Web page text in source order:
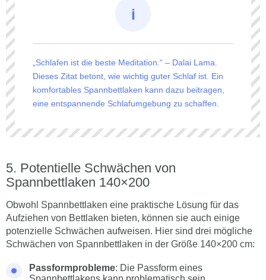
„Schlafen ist die beste Meditation.“ – Dalai Lama.
Dieses Zitat betont, wie wichtig guter Schlaf ist. Ein
komfortables Spannbettlaken kann dazu beitragen,
eine entspannende Schlafumgebung zu schaffen.
Potentielle Schwächen von
Spannbettlaken 140×200
Obwohl Spannbettlaken eine praktische Lösung für das
Aufziehen von Bettlaken bieten, können sie auch einige
potenzielle Schwächen aufweisen. Hier sind drei mögliche
Schwächen von Spannbettlaken in der Größe 140×200 cm:
Passformprobleme: Die Passform eines